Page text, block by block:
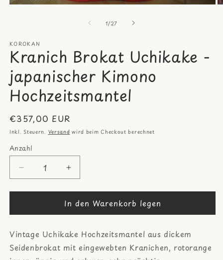
1/von
27
KOROKAN
Kranich Brokat Uchikake -
japanischer Kimono
Hochzeitsmantel
Normaler
Preis
€357,00 EUR
Inkl. Steuern. Versand wird beim Checkout berechnet
Anzahl
Anzahl
Verringere
die
Menge
Kranich
Uchikake
-
Erhöhe
die
Menge
für
Kranich
Uchikake
-
japanischer
In den Warenkorb legen
Vintage Uchikake Hochzeitsmantel aus dickem
Seidenbrokat mit eingewebten Kranichen, rotorange